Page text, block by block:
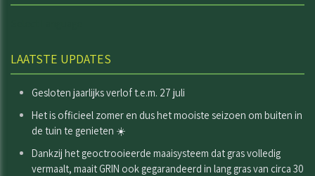
LAATSTE UPDATES
Gesloten jaarlijks verlof t.e.m. 27 juli
Het is officieel zomer en dus het mooiste seizoen om buiten in
de tuin te genieten ☀️
Dankzij het geoctrooieerde maaisysteem dat gras volledig
vermaalt, maait GRIN ook gegarandeerd in lang gras van circa 30